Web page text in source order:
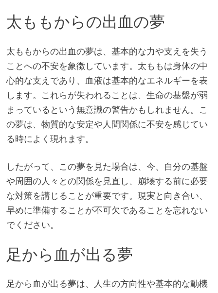
太ももからの出血の夢
太ももからの出血の夢は、基本的な力や支えを失う
ことへの不安を象徴しています。太ももは身体の中
心的な支えであり、血液は基本的なエネルギーを表
します。これらが失われることは、生命の基盤が弱
まっているという無意識の警告かもしれません。こ
の夢は、物質的な安定や人間関係に不安を感じてい
る時によく現れます。
したがって、この夢を見た場合は、今、自分の基盤
や周囲の人々との関係を見直し、崩壊する前に必要
な対策を講じることが重要です。現実と向き合い、
早めに準備することが不可欠であることを忘れない
でください。
足から血が出る夢
足から血が出る夢は、人生の方向性や基本的な動機